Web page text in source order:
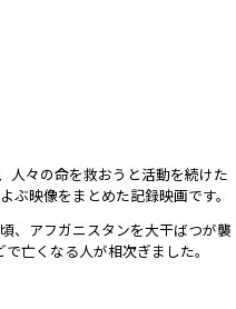
人々の命を救おうと活動を続けた
ぶ映像をまとめた記録映画です。
、アフガニスタンを大干ばつが襲
亡くなる人が相次ぎました。